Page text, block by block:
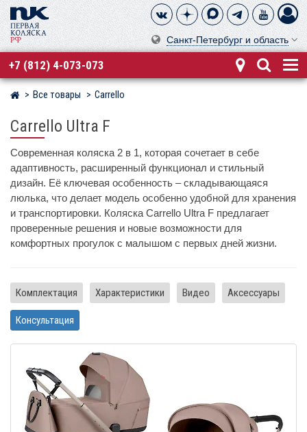
Санкт-Петербург и область
+7 (812) 4-073-073
Магазин детских колясок
Все товары Carrello
Carrello Ultra F
Современная коляска 2 в 1, которая сочетает в себе
адаптивность, расширенный функционал и стильный
дизайн. Её ключевая особенность – складывающаяся
люлька, что делает модель особенно удобной для хранения
и транспортировки. Коляска Carrello Ultra F предлагает
проверенные решения и новые возможности для
комфортных прогулок с малышом с первых дней жизни.
Комплектация Характеристики Видео Аксессуары
Консультация